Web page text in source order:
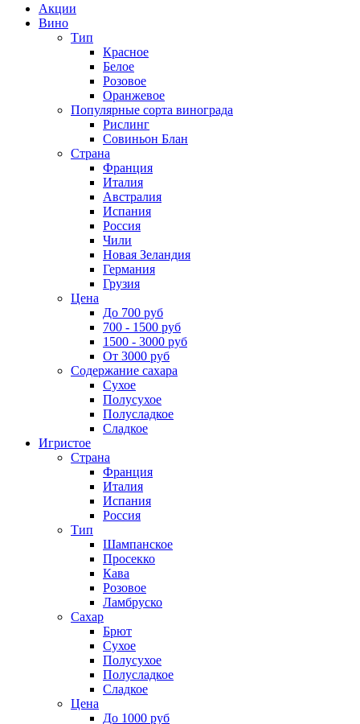
Акции
Вино
Тип
Красное
Белое
Розовое
Оранжевое
Популярные сорта винограда
Рислинг
Совиньон Блан
Страна
Франция
Италия
Австралия
Испания
Россия
Чили
Новая Зеландия
Германия
Грузия
Цена
До 700 руб
700 - 1500 руб
1500 - 3000 руб
От 3000 руб
Содержание сахара
Сухое
Полусухое
Полусладкое
Сладкое
Игристое
Страна
Франция
Италия
Испания
Россия
Тип
Шампанское
Просекко
Кава
Розовое
Ламбруско
Сахар
Брют
Сухое
Полусухое
Полусладкое
Сладкое
Цена
До 1000 руб